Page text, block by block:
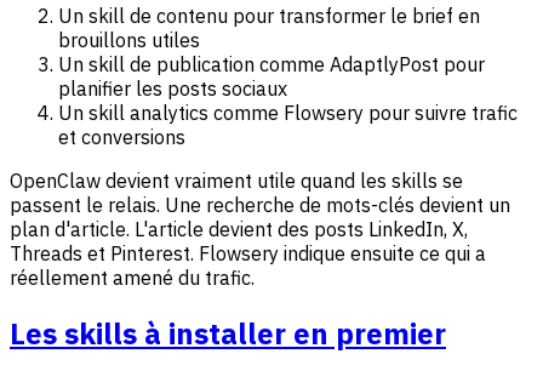
Un skill de contenu pour transformer le brief en
brouillons utiles
Un skill de publication comme AdaptlyPost pour
planifier les posts sociaux
Un skill analytics comme Flowsery pour suivre trafic
et conversions
OpenClaw devient vraiment utile quand les skills se
passent le relais. Une recherche de mots-clés devient un
plan d'article. L'article devient des posts LinkedIn, X,
Threads et Pinterest. Flowsery indique ensuite ce qui a
réellement amené du trafic.
Les skills à installer en premier